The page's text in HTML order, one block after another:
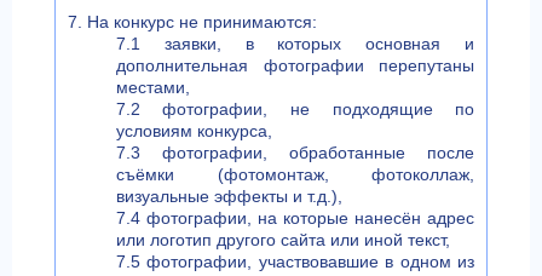
7. На конкурс не принимаются:
7.1 заявки, в которых основная и
дополнительная фотографии перепутаны
местами,
7.2 фотографии, не подходящие по
условиям конкурса,
7.3 фотографии, обработанные после
съёмки (фотомонтаж, фотоколлаж,
визуальные эффекты и т.д.),
7.4 фотографии, на которые нанесён адрес
или логотип другого сайта или иной текст,
7.5 фотографии, участвовавшие в одном из